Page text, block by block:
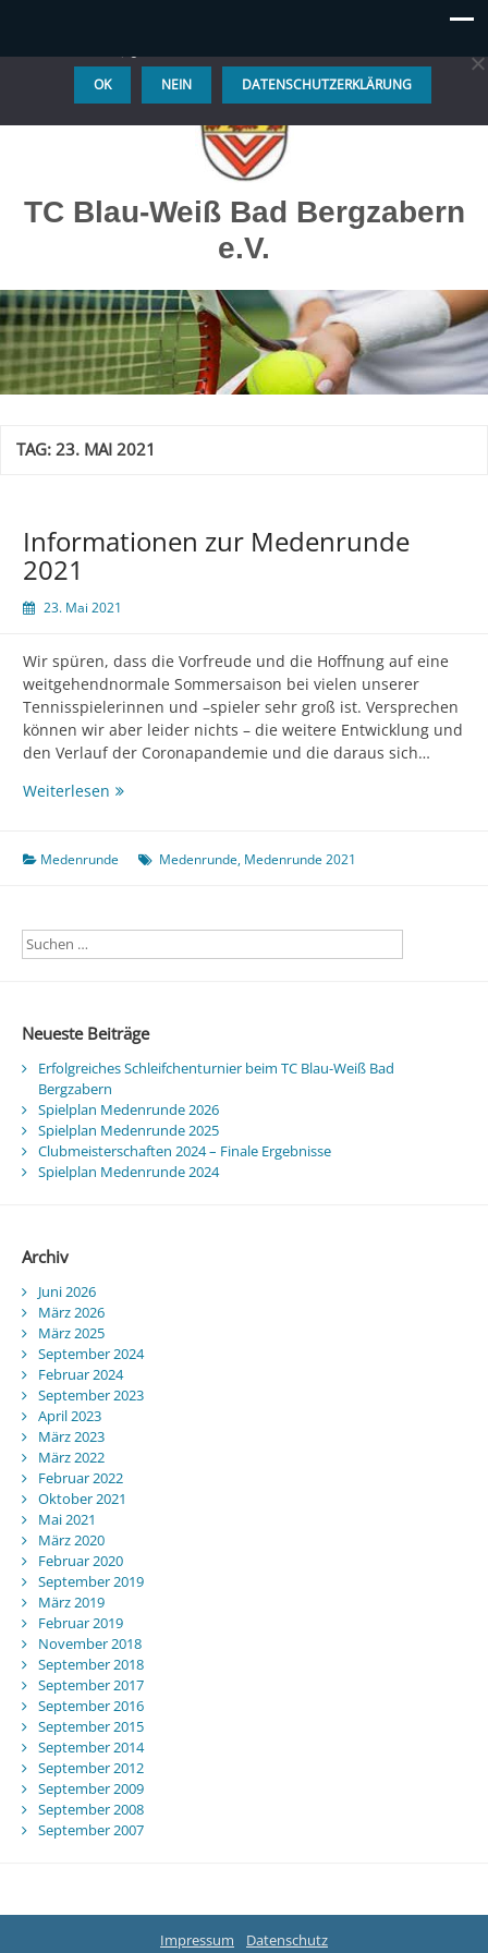
TC Blau-Weiß Bad Bergzabern
e.V.
TAG:23. MAI 2021
Informationen zur Medenrunde
2021
23. Mai 2021
Wir spüren, dass die Vorfreude und die Hoffnung auf eine
weitgehendnormale Sommersaison bei vielen unserer
Tennisspielerinnen und –spieler sehr groß ist. Versprechen
können wir aber leider nichts – die weitere Entwicklung und
den Verlauf der Coronapandemie und die daraus sich…
Weiterlesen Informationen
2021
Medenrunde Medenrunde, Medenrunde 2021
Neueste Beiträge
Erfolgreiches Schleifchenturnier beim TC Blau-Weiß Bad
Bergzabern
Spielplan Medenrunde 2026
Spielplan Medenrunde 2025
Clubmeisterschaften 2024 – Finale Ergebnisse
Spielplan Medenrunde 2024
Archiv
Juni 2026
März 2026
März 2025
September 2024
Februar 2024
September 2023
April 2023
März 2023
März 2022
Februar 2022
Oktober 2021
Mai 2021
März 2020
Februar 2020
September 2019
März 2019
Februar 2019
November 2018
September 2018
September 2017
September 2016
September 2015
September 2014
September 2012
September 2009
September 2008
September 2007
Impressum Datenschutz
OK NEIN DATENSCHUTZERKLÄRUNG